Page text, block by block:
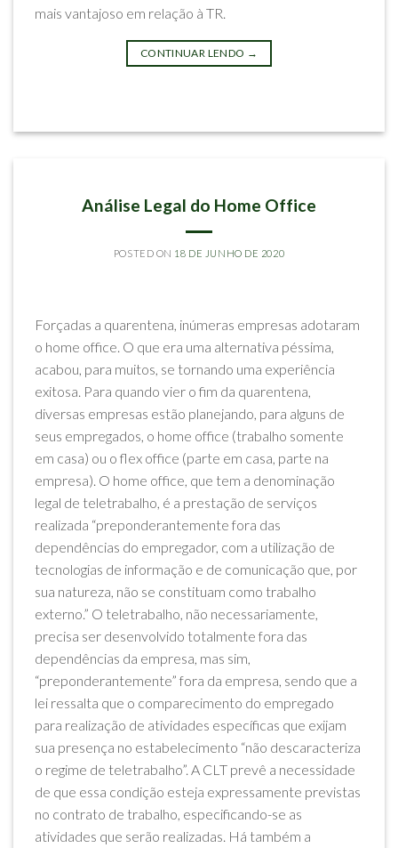
mais vantajoso em relação à TR.
CONTINUAR LENDO →
Análise Legal do Home Office
POSTED ON 18 DE JUNHO DE 2020
Forçadas a quarentena, inúmeras empresas adotaram
o home office. O que era uma alternativa péssima,
acabou, para muitos, se tornando uma experiência
exitosa. Para quando vier o fim da quarentena,
diversas empresas estão planejando, para alguns de
seus empregados, o home office (trabalho somente
em casa) ou o flex office (parte em casa, parte na
empresa). O home office, que tem a denominação
legal de teletrabalho, é a prestação de serviços
realizada “preponderantemente fora das
dependências do empregador, com a utilização de
tecnologias de informação e de comunicação que, por
sua natureza, não se constituam como trabalho
externo.” O teletrabalho, não necessariamente,
precisa ser desenvolvido totalmente fora das
dependências da empresa, mas sim,
“preponderantemente” fora da empresa, sendo que a
lei ressalta que o comparecimento do empregado
para realização de atividades específicas que exijam
sua presença no estabelecimento “não descaracteriza
o regime de teletrabalho”. A CLT prevê a necessidade
de que essa condição esteja expressamente previstas
no contrato de trabalho, especificando-se as
atividades que serão realizadas. Há também a